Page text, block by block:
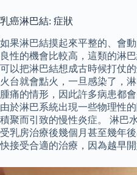
乳癌淋巴結: 症狀
如果淋巴結摸起來平整的、會
良性的機會比較高，這類的淋
可以把淋巴結想成古時候打仗
火台就會點火，一旦感染了，
腫痛的情形，因此許多病患都
由於淋巴系統出現一些物理性
積聚而引致的慢性炎症。 淋巴
受乳房治療後幾個月甚至幾年
快接受合適的治療，因為越早